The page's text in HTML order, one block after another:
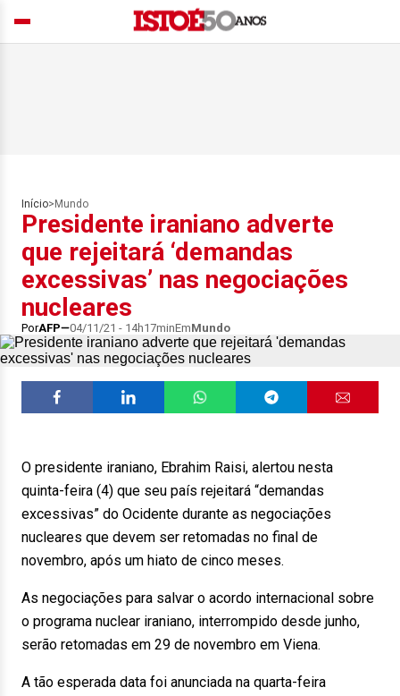
Início> Mundo
Presidente iraniano adverte
que rejeitará ‘demandas
excessivas’ nas negociações
nucleares
PorAFP 04/11/21 - 14h17minEmMundo
O presidente iraniano, Ebrahim Raisi, alertou nesta
quinta-feira (4) que seu país rejeitará “demandas
excessivas” do Ocidente durante as negociações
nucleares que devem ser retomadas no final de
novembro, após um hiato de cinco meses.
As negociações para salvar o acordo internacional sobre
o programa nuclear iraniano, interrompido desde junho,
serão retomadas em 29 de novembro em Viena.
A tão esperada data foi anunciada na quarta-feira